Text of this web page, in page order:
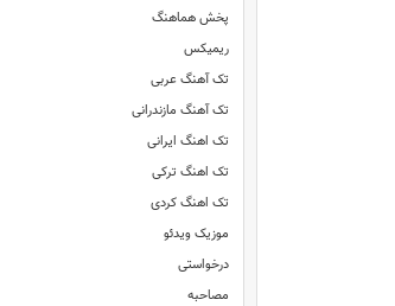
پخش هماهنگ
ریمیکس
تک آهنگ عربی
تک آهنگ مازندرانی
تک اهنگ ایرانی
تک اهنگ ترکی
تک اهنگ کردی
موزیک ویدئو
درخواستی
مصاحبه